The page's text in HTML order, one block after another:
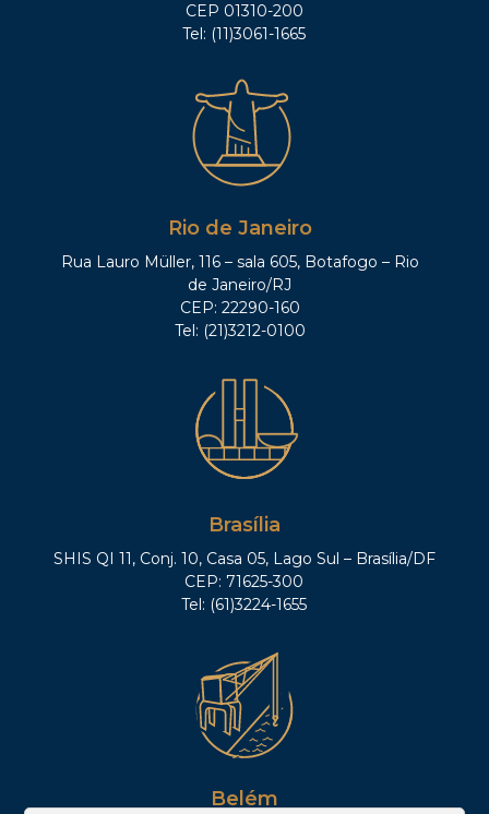
CEP 01310-200
Tel: (11)3061-1665
Rio de Janeiro
Rua Lauro Müller, 116 – sala 605, Botafogo – Rio
de Janeiro/RJ
CEP: 22290-160
Tel: (21)3212-0100
Brasília
SHIS QI 11, Conj. 10, Casa 05, Lago Sul – Brasília/DF
CEP: 71625-300
Tel: (61)3224-1655
Belém